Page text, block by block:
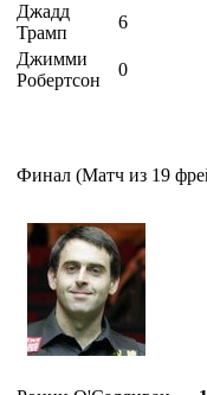
Джадд
Трамп
6
Джимми
Робертсон
0
Финал (Матч из 19